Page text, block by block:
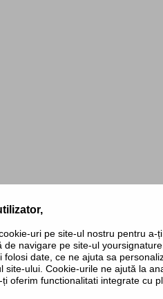
uri pe site-ul nostru pentru a-
de navigare pe site-ul
folosi date, ce ne ajuta sa
site-ului. Cookie-urile ne ajută la
ți oferim functionalitati integrate cu